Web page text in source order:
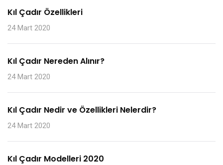
Kıl Çadır Özellikleri
24 Mart 2020
Kıl Çadır Nereden Alınır?
24 Mart 2020
Kıl Çadır Nedir ve Özellikleri Nelerdir?
24 Mart 2020
Kıl Çadır Modelleri 2020